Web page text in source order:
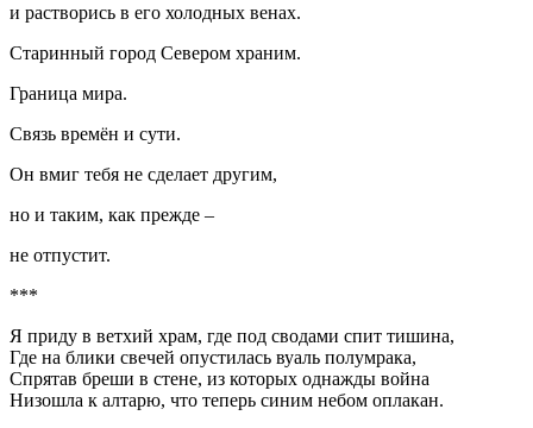
и растворись в его холодных венах.
Старинный город Севером храним.
Граница мира.
Связь времён и сути.
Он вмиг тебя не сделает другим,
но и таким, как прежде –
не отпустит.
***
Я приду в ветхий храм, где под сводами спит тишина,
Где на блики свечей опустилась вуаль полумрака,
Спрятав бреши в стене, из которых однажды война
Низошла к алтарю, что теперь синим небом оплакан.